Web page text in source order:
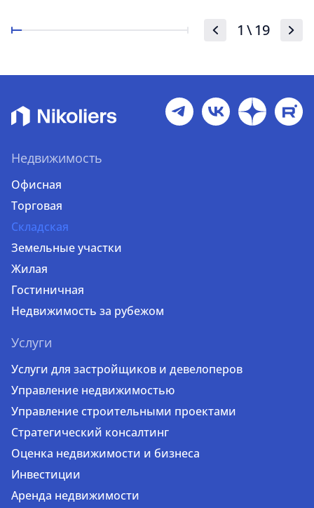
1 \19
Недвижимость
Офисная
Торговая
Складская
Земельные участки
Жилая
Гостиничная
Недвижимость за рубежом
Услуги
Услуги для застройщиков и девелоперов
Управление недвижимостью
Управление строительными проектами
Стратегический консалтинг
Оценка недвижимости и бизнеса
Инвестиции
Аренда недвижимости